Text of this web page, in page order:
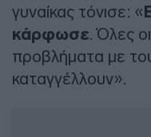
γυναίκας τόνισε: «
κάρφωσε. Όλες
προβλήματα με
καταγγέλλουν».